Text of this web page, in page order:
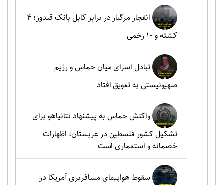
انفجار مرگبار در برابر کابل بانک قندوز؛ ۴
کشته و ۱۰ زخمی
تبادل اسرای میان حماس و رژیم
صهیونیستی به تعویق افتاد
واکنش حماس به پیشنهاد نتانیاهو برای
تشکیل کشور فلسطین در عربستان: اظهارات
خصمانه و استعماری است
سقوط هواپیمای مسافربری آمریکا در